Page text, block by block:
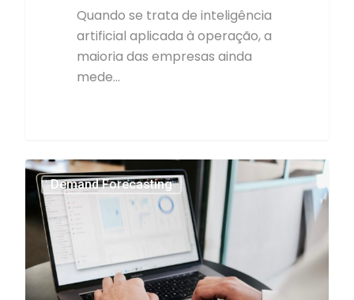
Quando se trata de inteligência
artificial aplicada à operação, a
maioria das empresas ainda
mede…
Demand Forecasting